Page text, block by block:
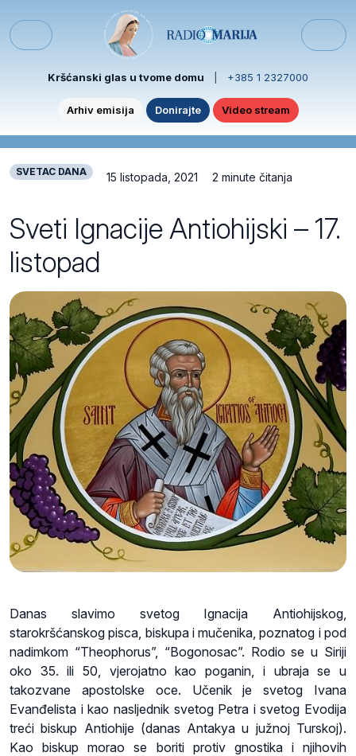
Menu
Kršćanski glas u tvome domu +385 1 2327000
Arhiv emisija Donirajte Video stream
SVETAC DANA 15 listopada, 2021 2 minute čitanja
Sveti Ignacije Antiohijski – 17.
listopad
Danas slavimo svetog Ignacija Antiohijskog,
starokršćanskog pisca, biskupa i mučenika, poznatog i pod
nadimkom “Theophorus”, “Bogonosac”. Rodio se u Siriji
oko 35. ili 50, vjerojatno kao poganin, i ubraja se u
takozvane apostolske oce. Učenik je svetog Ivana
Evanđelista i kao nasljednik svetog Petra i svetog Evodija
treći biskup Antiohije (danas Antakya u južnoj Turskoj).
Kao biskup morao se boriti protiv gnostika i njihovih